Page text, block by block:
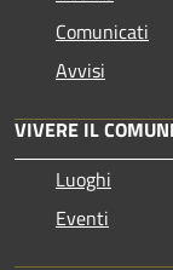
Comunicati
Avvisi
VIVERE IL
Luoghi
Eventi